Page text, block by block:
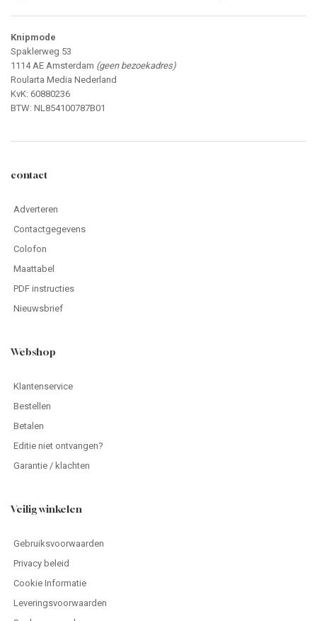
Knipmode
Spaklerweg 53
1114 AE Amsterdam (geen bezoekadres)
Roularta Media Nederland
KvK: 60880236
BTW: NL854100787B01
contact
Adverteren
Contactgegevens
Colofon
Maattabel
PDF instructies
Nieuwsbrief
Webshop
Klantenservice
Bestellen
Betalen
Editie niet ontvangen?
Garantie / klachten
Veilig winkelen
Gebruiksvoorwaarden
Privacy beleid
Cookie Informatie
Leveringsvoorwaarden